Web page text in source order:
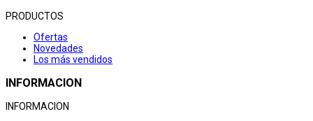
PRODUCTOS
Ofertas
Novedades
Los más vendidos
INFORMACION
INFORMACION